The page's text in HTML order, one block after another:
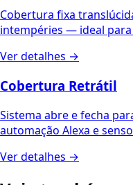
Cobertura fixa
intempéries — ideal
Ver detalhes →
Cobertura Retrátil
Sistema abre e fecha
automação Alexa e
Ver detalhes →